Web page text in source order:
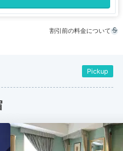
割引前の料金について
Pickup